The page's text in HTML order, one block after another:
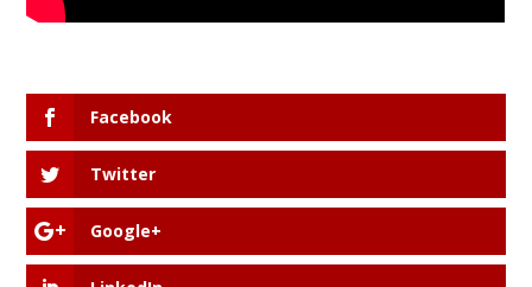
Facebook
Twitter
Google+